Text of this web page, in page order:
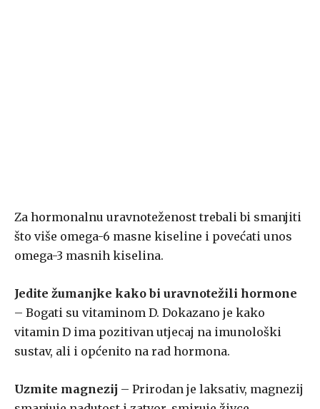
Za hormonalnu uravnoteženost trebali bi smanjiti
što više omega-6 masne kiseline i povećati unos
omega-3 masnih kiselina.
Jedite žumanjke kako bi uravnotežili hormone
– Bogati su vitaminom D. Dokazano je kako
vitamin D ima pozitivan utjecaj na imunološki
sustav, ali i općenito na rad hormona.
Uzmite magnezij – Prirodan je laksativ, magnezij